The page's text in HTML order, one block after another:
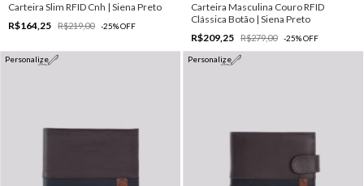
Carteira Slim RFID Cnh | Siena Preto
R$164,25
R$219,00 -25%OFF
Carteira Masculina Couro RFID
Clássica Botão | Siena Preto
R$209,25
R$279,00 -25%OFF
Personalize Personalize